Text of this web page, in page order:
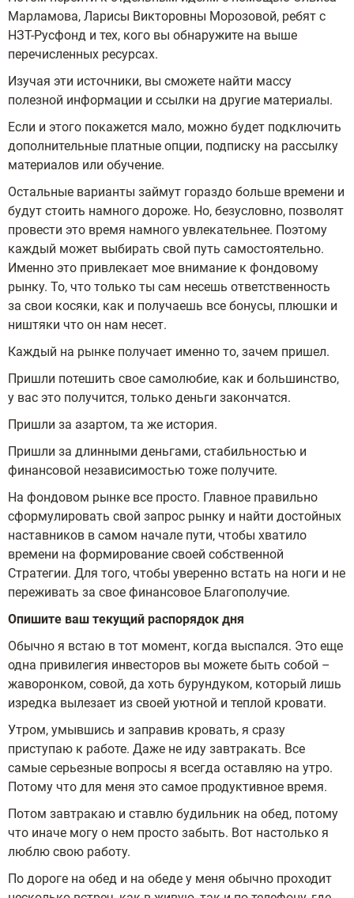
Марламова, Ларисы Викторовны Морозовой, ребят с
НЗТ-Русфонд и тех, кого вы обнаружите на выше
перечисленных ресурсах.
Изучая эти источники, вы сможете найти массу
полезной информации и ссылки на другие материалы.
Если и этого покажется мало, можно будет подключить
дополнительные платные опции, подписку на рассылку
материалов или обучение.
Остальные варианты займут гораздо больше времени и
будут стоить намного дороже. Но, безусловно, позволят
провести это время намного увлекательнее. Поэтому
каждый может выбирать свой путь самостоятельно.
Именно это привлекает мое внимание к фондовому
рынку. То, что только ты сам несешь ответственность
за свои косяки, как и получаешь все бонусы, плюшки и
ништяки что он нам несет.
Каждый на рынке получает именно то, зачем пришел.
Пришли потешить свое самолюбие, как и большинство,
у вас это получится, только деньги закончатся.
Пришли за азартом, та же история.
Пришли за длинными деньгами, стабильностью и
финансовой независимостью тоже получите.
На фондовом рынке все просто. Главное правильно
сформулировать свой запрос рынку и найти достойных
наставников в самом начале пути, чтобы хватило
времени на формирование своей собственной
Стратегии. Для того, чтобы уверенно встать на ноги и не
переживать за свое финансовое Благополучие.
Опишите ваш текущий распорядок дня
Обычно я встаю в тот момент, когда выспался. Это еще
одна привилегия инвесторов вы можете быть собой –
жаворонком, совой, да хоть бурундуком, который лишь
изредка вылезает из своей уютной и теплой кровати.
Утром, умывшись и заправив кровать, я сразу
приступаю к работе. Даже не иду завтракать. Все
самые серьезные вопросы я всегда оставляю на утро.
Потому что для меня это самое продуктивное время.
Потом завтракаю и ставлю будильник на обед, потому
что иначе могу о нем просто забыть. Вот настолько я
люблю свою работу.
По дороге на обед и на обеде у меня обычно проходит